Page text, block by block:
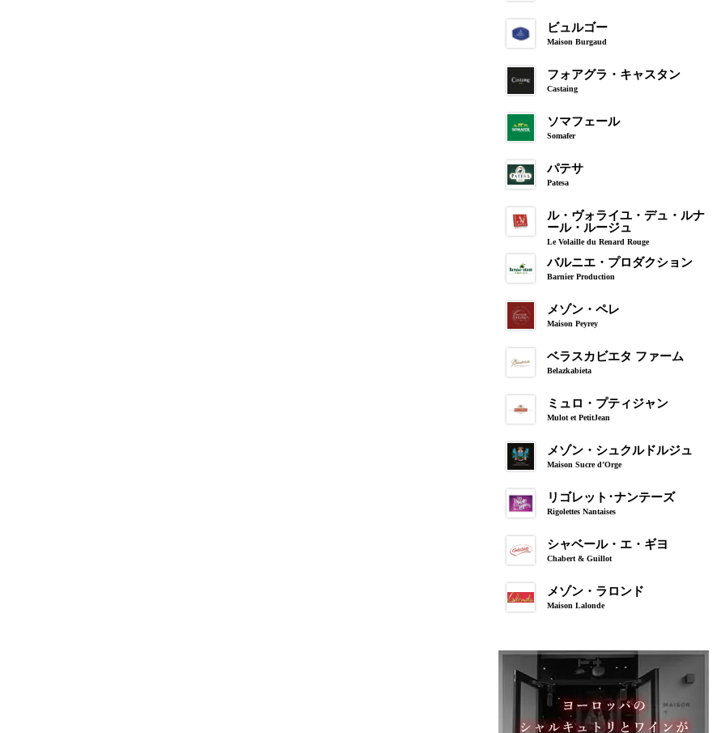
ビュルゴー
Maison Burgaud
フォアグラ・キャスタン
Castaing
ソマフェール
Somafer
パテサ
Patesa
ル・ヴォライユ・デュ・ルナ
ール・ルージュ
Le Volaille du Renard Rouge
バルニエ・プロダクション
Barnier Production
メゾン・ペレ
Maison Peyrey
ベラスカビエタ ファーム
Belazkabieta
ミュロ・プティジャン
Mulot et PetitJean
メゾン・シュクルドルジュ
Maison Sucre d’Orge
リゴレット･ナンテーズ
Rigolettes Nantaises
シャベール・エ・ギヨ
Chabert & Guillot
メゾン・ラロンド
Maison Lalonde